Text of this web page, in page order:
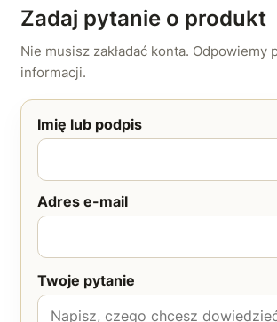
Zadaj pytanie o produkt
Nie musisz zakładać konta. Odpowiemy
informacji.
Imię lub podpis
Adres e-mail
Twoje pytanie